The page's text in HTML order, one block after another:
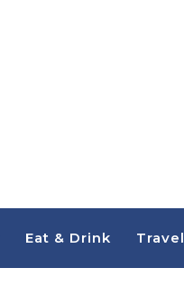
Eat & Drink Travel